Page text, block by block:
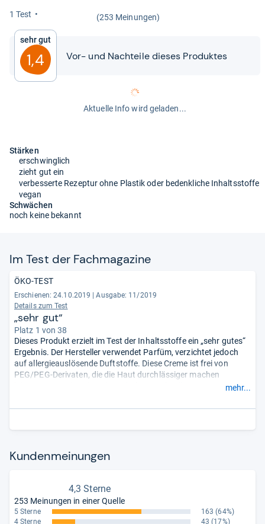
1 Test (253 Meinungen)
Sehr gut
1,4 Vor-​​ und Nach­teile die­ses Pro­duk­tes
Aktuelle Info wird geladen...
Stärken
erschwinglich
zieht gut ein
verbesserte Rezeptur ohne Plastik oder bedenkliche Inhaltsstoffe
vegan
Schwächen
noch keine bekannt
Im Test der Fach­ma­ga­zine
ÖKO-TEST
Erschienen: 24.10.2019
Ausgabe: 11/2019
Details zum Test
„sehr gut“
Platz 1 von 38
Dieses Produkt erzielt im Test der Inhaltsstoffe ein „sehr gutes“
Ergebnis. Der Hersteller verwendet Parfüm, verzichtet jedoch
auf allergieauslösende Duftstoffe. Diese Creme ist frei von
PEG/PEG-Derivaten, die die Haut durchlässiger machen
Flöhchen Cat‘s Castle Handcreme Candy keine
Gesamtnote.- Zusammengefasst durch unsere Redaktion.
mehr...
Kun­den­mei­nun­gen
4,3 Sterne
253 Meinungen in einer Quelle
5 Sterne 163 (64%)
4 Sterne
43 (17%)